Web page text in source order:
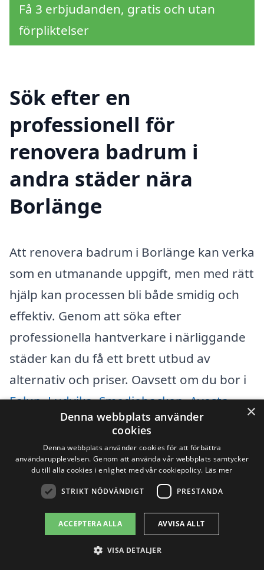
Få 3 erbjudanden, gratis och utan
förpliktelser
Sök efter en
professionell för
renovera badrum i
andra städer nära
Borlänge
Att renovera badrum i Borlänge kan verka
som en utmanande uppgift, men med rätt
hjälp kan processen bli både smidig och
effektiv. Genom att söka efter
professionella hantverkare i närliggande
städer kan du få ett brett utbud av
alternativ och priser. Oavsett om du bor i
Falun,Ludvika,Smedjebacken,Avesta,
Borlängeeller andra kringliggande
områden, finns det många kvalificerade
företag som kan hjälpa dig med din
badrumsrenovering.
Här är några fördelar med att välja en
lokal hantverkare för att renovera
×
Denna webbplats använder
cookies
Denna webbplats använder cookies för att förbättra
användarupplevelsen. Genom att använda vår webbplats samtycker
du till alla cookies i enlighet med vår cookiepolicy. Läs mer
STRIKT NÖDVÄNDIGT PRESTANDA
ACCEPTERA ALLA AVVISA ALLT
VISA DETALJER